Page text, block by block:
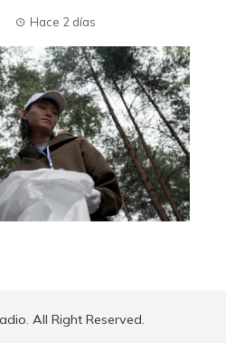
Hace 2 días
All Right Reserved.